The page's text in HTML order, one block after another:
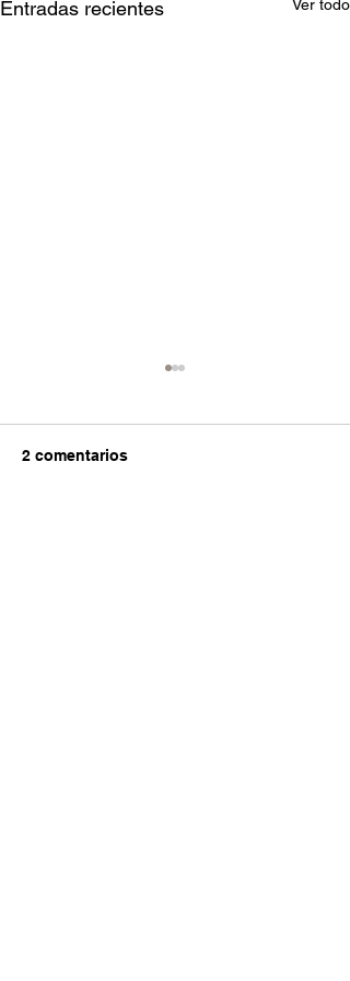
Entradas recientes Ver todo
2 comentarios